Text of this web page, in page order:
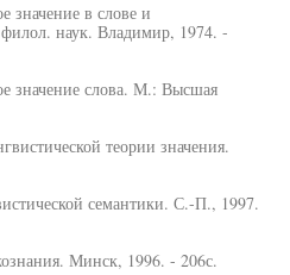
значение в слове и
наук. Владимир, 1974. -
значение слова. М.: Высшая
теории значения.
семантики. С.-П., 1997.
Минск, 1996. - 206с.